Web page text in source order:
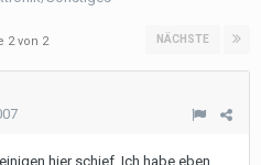
NÄCHSTE
2 von 2
hier schief. Ich habe eben